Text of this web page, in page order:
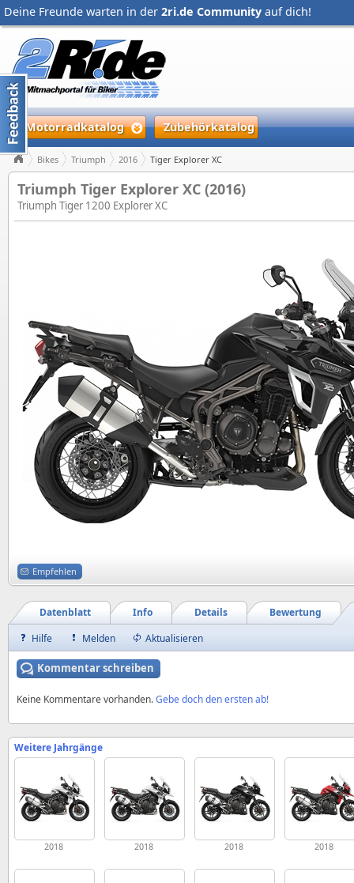
Deine Freunde warten in der 2ri.de Community auf dich!
Motorradkatalog Zubehörkatalog
Bikes Triumph 2016 Tiger Explorer XC
Triumph Tiger Explorer XC (2016)
Triumph Tiger 1200 Explorer XC
Empfehlen
Bewertung
Details
Info
Datenblatt
Hilfe
Melden Aktualisieren
Kommentar schreiben
Keine Kommentare vorhanden.Gebe doch den ersten ab!
Weitere Jahrgänge
2018 2018 2018 2018